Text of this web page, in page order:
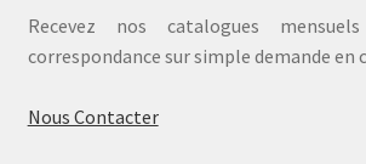
Recevez nos catalogues
correspondance sur simple demande en
Nous Contacter